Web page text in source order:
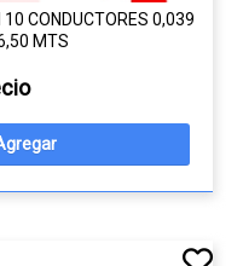
CONDUCTORES 0,039
MTS